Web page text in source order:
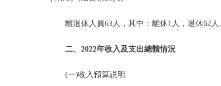
離退休人員63人，其中：離休1人，退休62人
二、2022年收入及支出總體情況
(一)收入預算説明